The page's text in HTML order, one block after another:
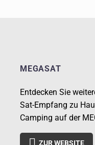
MEGASAT
Entdecken Sie
Sat-Empfang zu
Camping auf der
ZUR WEBSITE